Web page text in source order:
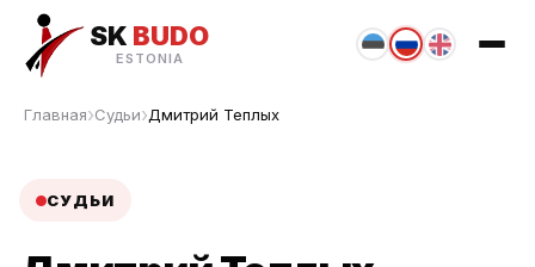
SK BUDO
ESTONIA
Главная Судьи Дмитрий Теплых
СУДЬИ